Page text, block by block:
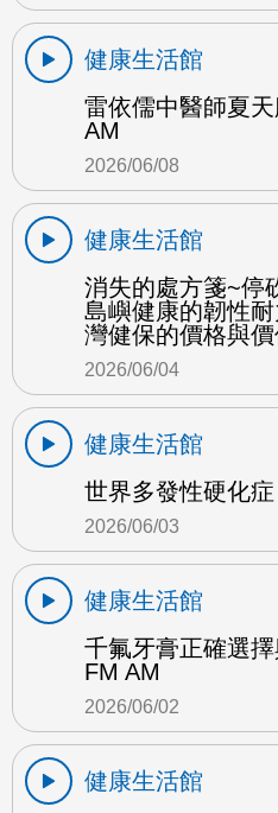
健康生活館
雷依儒中醫師夏
AM
2026/06/08
健康生活館
消失的處方箋~停
島嶼健康的韌性
灣健保的價格與
2026/06/04
健康生活館
世界多發性硬化
2026/06/03
健康生活館
千氟牙膏正確選
FM AM
2026/06/02
健康生活館